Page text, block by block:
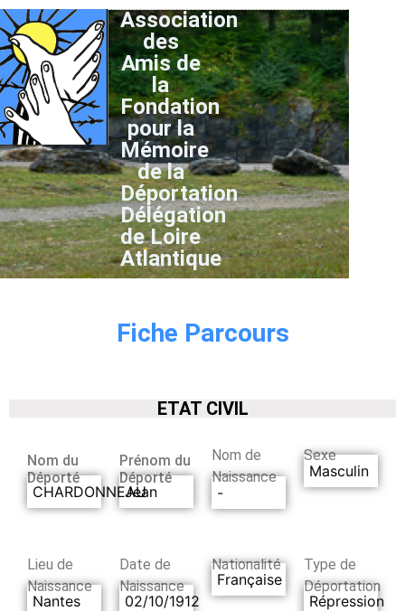
Association
des
Amis de
la
Fondation
pour la
Mémoire
de la
Déportation
Délégation
de Loire
Atlantique
Fiche Parcours
ETAT CIVIL
Nom du
Déporté
CHARDONNEAU
Prénom du
Déporté
Jean
Nom de
Naissance
-
Sexe
Masculin
Lieu de
Naissance
Nantes
Date de
Naissance
02/10/1912
Nationalité
Française
Type de
Déportation
Répression